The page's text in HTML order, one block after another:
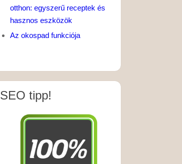
otthon: egyszerű receptek és
hasznos eszközök
Az okospad funkciója
SEO tipp!